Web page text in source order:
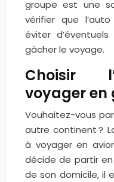
groupe est une
vérifier que
éviter
gâcher le voyage.
Choisir
voyager en
Vouhaitez-vous
autre continent ?
à voyager en
décide de partir
de son domicile, il